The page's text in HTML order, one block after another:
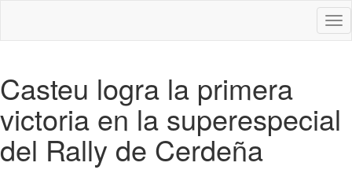
Casteu logra la primera
victoria en la superespecial
del Rally de Cerdeña